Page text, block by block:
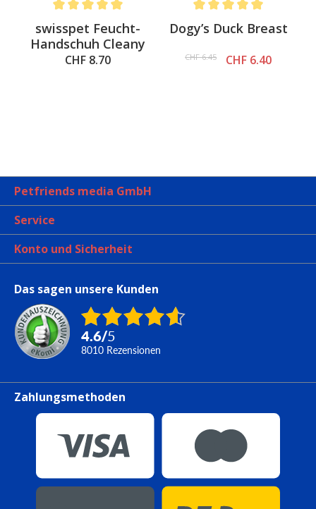
swisspet Feucht-
Handschuh Cleany
CHF 8.70
Dogy’s Duck Breast
CHF 6.45 CHF 6.40
Petfriends media GmbH
Service
Konto und Sicherheit
Das sagen unsere Kunden
4.6/5
8010 Rezensionen
Zahlungsmethoden